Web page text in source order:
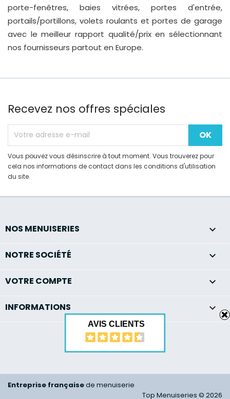
porte-fenêtres, baies vitrées, portes d'entrée,
portails/portillons, volets roulants et portes de garage
avec le meilleur rapport qualité/prix en sélectionnant
nos fournisseurs partout en Europe.
Recevez nos offres spéciales
Vous pouvez vous désinscrire à tout moment. Vous trouverez pour
cela nos informations de contact dans les conditions d'utilisation
du site.
NOS MENUISERIES 
NOTRE SOCIÉTÉ 
VOTRE COMPTE 
INFORMATIONS keyboard_arrow_down
AVIS CLIENTS
Entreprise françaisede menuiserie
Top Menuiseries © 2026